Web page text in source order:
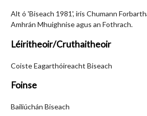
Alt ó 'Biseach 1981', iris Chumann
Amhrán Mhuighnise agus an Fothrach.
Léiritheoir/Cruthaitheoir
Coiste Eagarthóireacht Biseach
Foinse
Bailiúchán Biseach